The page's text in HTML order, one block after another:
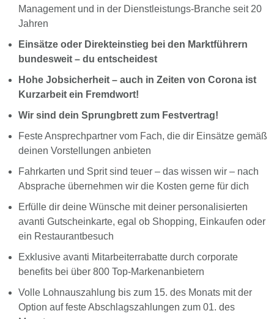
Management und in der Dienstleistungs-Branche seit 20
Jahren
Einsätze oder Direkteinstieg bei den Marktführern
bundesweit – du entscheidest
Hohe Jobsicherheit – auch in Zeiten von Corona ist
Kurzarbeit ein Fremdwort!
Wir sind dein Sprungbrett zum Festvertrag!
Feste Ansprechpartner vom Fach, die dir Einsätze gemäß
deinen Vorstellungen anbieten
Fahrkarten und Sprit sind teuer – das wissen wir – nach
Absprache übernehmen wir die Kosten gerne für dich
Erfülle dir deine Wünsche mit deiner personalisierten
avanti Gutscheinkarte, egal ob Shopping, Einkaufen oder
ein Restaurantbesuch
Exklusive avanti Mitarbeiterrabatte durch corporate
benefits bei über 800 Top-Markenanbietern
Volle Lohnauszahlung bis zum 15. des Monats mit der
Option auf feste Abschlagszahlungen zum 01. des